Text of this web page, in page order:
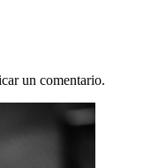
un comentario.